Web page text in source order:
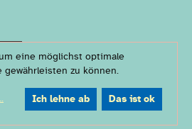
eine möglichst optimale
gewährleisten zu können.
Ich lehne ab Das ist ok